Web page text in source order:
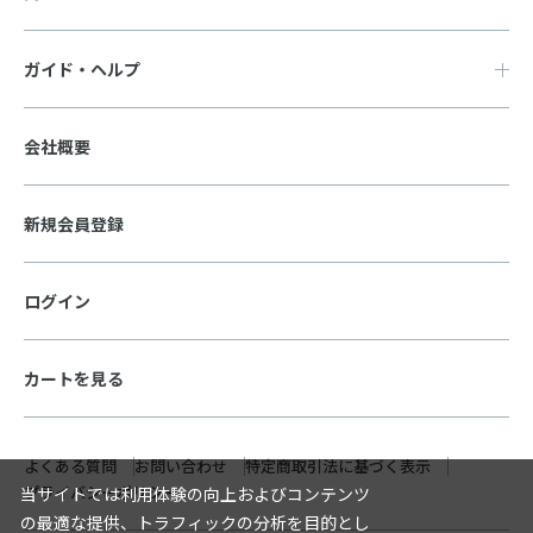
ガイド・ヘルプ
会社概要
新規会員登録
ログイン
カートを見る
よくある質問 お問い合わせ
特定商取引法に基づく表示
プライバシーポリシー
当サイトでは利用体験の向上およびコンテンツ
の最適な提供、トラフィックの分析を目的とし